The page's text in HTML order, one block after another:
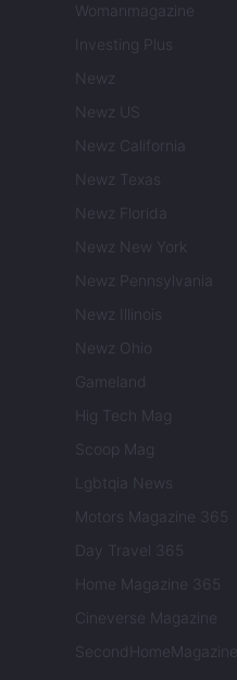
Womanmagazine
Investing Plus
Newz
Newz US
Newz California
Newz Texas
Newz Florida
Newz New York
Newz Pennsylvania
Newz Illinois
Newz Ohio
Gameland
Hig Tech Mag
Scoop Mag
Lgbtqia News
Motors Magazine 365
Day Travel 365
Home Magazine 365
Cineverse Magazine
SecondHomeMagazine